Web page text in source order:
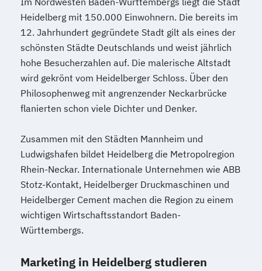
Heidelberg mit 150.000 Einwohnern. Die bereits im
12. Jahrhundert gegründete Stadt gilt als eines der
schönsten Städte Deutschlands und weist jährlich
hohe Besucherzahlen auf. Die malerische Altstadt
wird gekrönt vom Heidelberger Schloss. Über den
Philosophenweg mit angrenzender Neckarbrücke
flanierten schon viele Dichter und Denker.
Zusammen mit den Städten Mannheim und
Ludwigshafen bildet Heidelberg die Metropolregion
Rhein-Neckar. Internationale Unternehmen wie ABB
Stotz-Kontakt, Heidelberger Druckmaschinen und
Heidelberger Cement machen die Region zu einem
wichtigen Wirtschaftsstandort Baden-
Württembergs.
Marketing in Heidelberg studieren